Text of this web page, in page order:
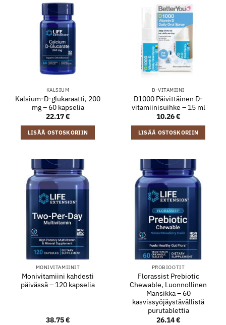
KALSIUM
Kalsium-D-glukaraatti, 200
mg – 60 kapselia
22.17€
LISÄÄ OSTOSKORIIN
D-VITAMIINI
D1000 Päivittäinen D-
vitamiinisuihke – 15 ml
10.26€
LISÄÄ OSTOSKORIIN
MONIVITAMIINIT
Monivitamiini kahdesti
päivässä – 120 kapselia
38.75€
PROBIOOTIT
Florassist Prebiotic
Chewable, Luonnollinen
Mansikka – 60
kasvissyöjäystävällistä
purutablettia
26.14€